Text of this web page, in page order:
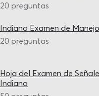
20 preguntas
Indiana Examen de
20 preguntas
Hoja del Examen de
Indiana